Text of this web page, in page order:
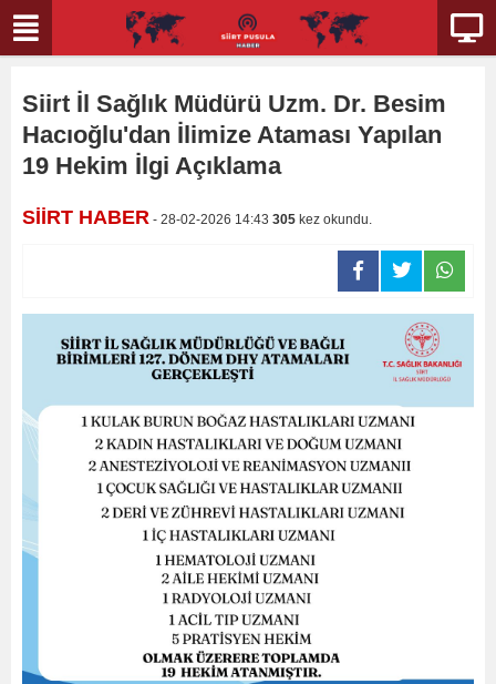
Siirt İl Sağlık Müdürü Uzm. Dr. Besim
Hacıoğlu'dan İlimize Ataması Yapılan
19 Hekim İlgi Açıklama
SİİRT HABER - 28-02-2026 14:43 305 kez okundu.